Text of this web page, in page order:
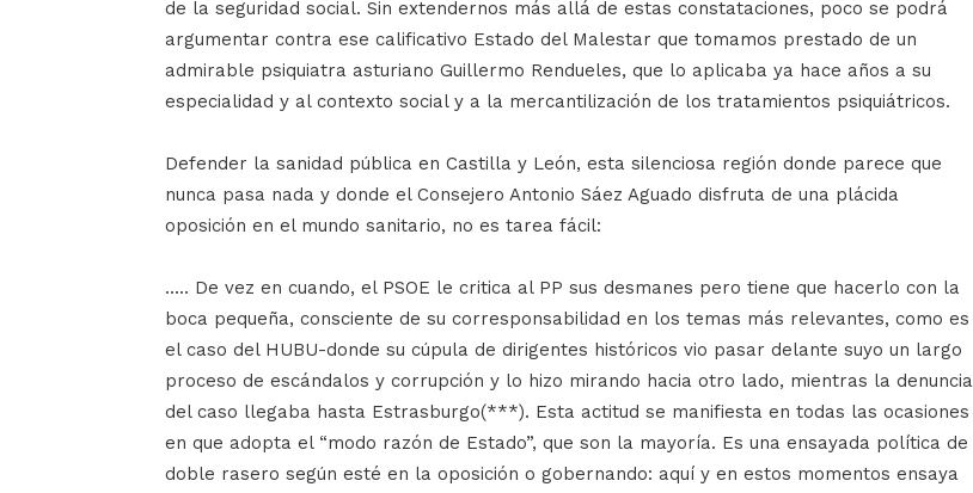
de la seguridad social. Sin extendernos más allá de estas constataciones, poco se podrá
argumentar contra ese calificativo Estado del Malestar que tomamos prestado de un
admirable psiquiatra asturiano Guillermo Rendueles, que lo aplicaba ya hace años a su
especialidad y al contexto social y a la mercantilización de los tratamientos psiquiátricos.
Defender la sanidad pública en Castilla y León, esta silenciosa región donde parece que
nunca pasa nada y donde el Consejero Antonio Sáez Aguado disfruta de una plácida
oposición en el mundo sanitario, no es tarea fácil:
….. De vez en cuando, el PSOE le critica al PP sus desmanes pero tiene que hacerlo con la
boca pequeña, consciente de su corresponsabilidad en los temas más relevantes, como es
el caso del HUBU-donde su cúpula de dirigentes históricos vio pasar delante suyo un largo
proceso de escándalos y corrupción y lo hizo mirando hacia otro lado, mientras la denuncia
del caso llegaba hasta Estrasburgo(***). Esta actitud se manifiesta en todas las ocasiones
en que adopta el “modo razón de Estado”, que son la mayoría. Es una ensayada política de
doble rasero según esté en la oposición o gobernando: aquí y en estos momentos ensaya